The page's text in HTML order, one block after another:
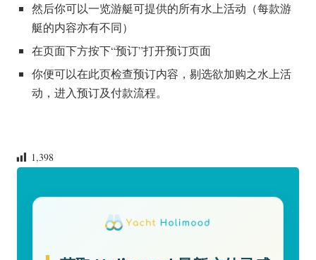
然后你可以一览游艇可提供的所有水上活动（每款游
艇的内容亦有不同）
在页面下方按下“预订”打开预订页面
你便可以在此页检查预订内容，剔选欲加购之水上活
动，进入预订及付款流程。
1,398